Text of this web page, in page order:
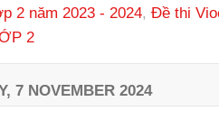
2 năm 2023 - 2024, Đề thi
2
7 NOVEMBER 2024